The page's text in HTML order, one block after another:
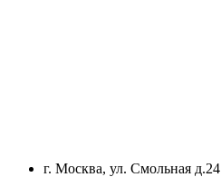
г. Москва, ул. Смольная д.24